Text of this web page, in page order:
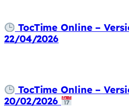
TocTime Online –
22/04/2026
TocTime Online –
20/02/2026